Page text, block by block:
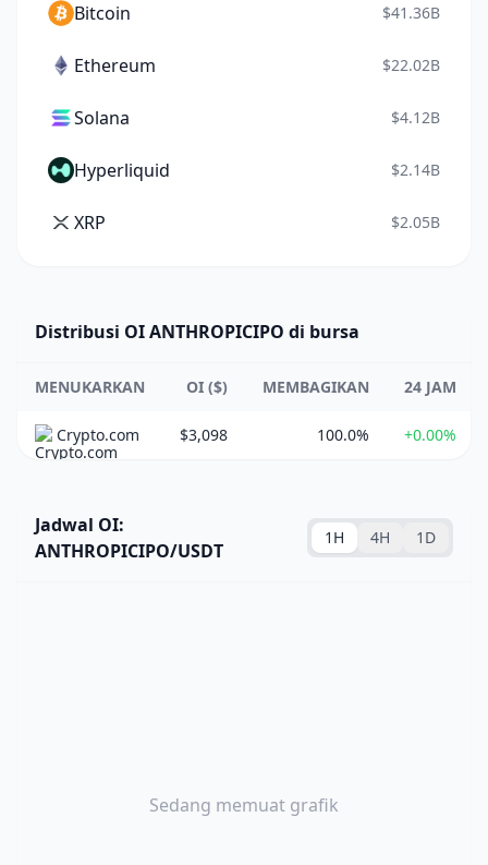
Bitcoin $41.36B
Ethereum $22.02B
Solana $4.12B
Hyperliquid $2.14B
XRP $2.05B
Distribusi OI ANTHROPICIPO di bursa
MENUKARKAN OI ($) MEMBAGIKAN 24 JAM
Crypto.com $3,098 100.0% +0.00%
Jadwal OI:
ANTHROPICIPO/USDT
1H 4H 1D
Sedang memuat grafik